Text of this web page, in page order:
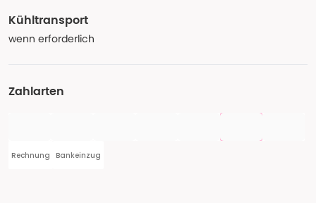
Kühltransport
wenn erforderlich
Zahlarten
Rechnung Bankeinzug